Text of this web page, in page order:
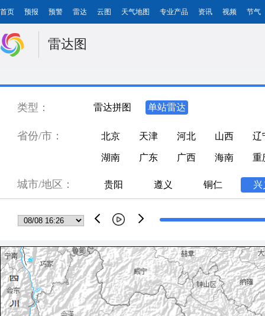
首页 预报 预警 雷达 云图 天气地图 专业产品 资讯 视频 节气
雷达图
类型： 雷达拼图 单站雷达
省份/市： 北京 天津 河北 山西 辽
湖南 广东 广西 海南 重
城市/地区： 贵阳 遵义 铜仁 兴